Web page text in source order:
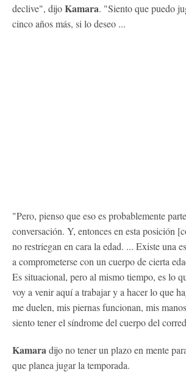
declive", dijoKamara. "Siento que puedo
cinco años más, si lo deseo ...
"Pero, pienso que eso es probablemente
conversación. Y, entonces en esta posición
no restriegan en cara la edad. ... Existe una
a comprometerse con un cuerpo de cierta
Es situacional, pero al mismo tiempo, es lo
voy a venir aquí a trabajar y a hacer lo que
me duelen, mis piernas funcionan, mis
siento tener el síndrome del cuerpo del
Kamaradijo no tener un plazo en mente
que planea jugar la temporada.